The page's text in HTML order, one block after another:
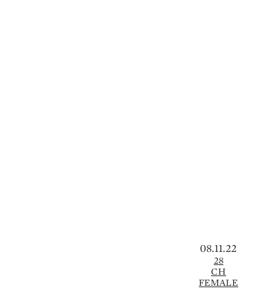
08.11.22
28
CH
FEMALE